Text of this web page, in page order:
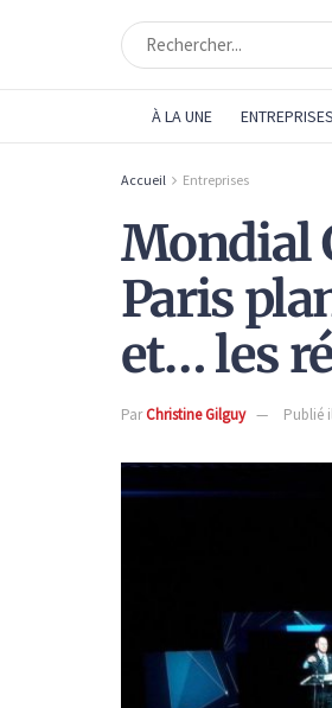
À LA UNE ENTREPRISES
Accueil Entreprises
Mondial
Paris
et… les
ParChristine Gilguy Publié